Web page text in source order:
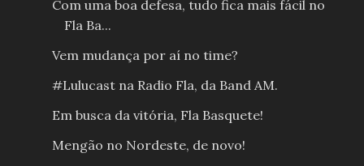
Com uma boa defesa, tudo fica mais fácil no
Fla Ba...
Vem mudança por aí no time?
#Lulucast na Radio Fla, da Band AM.
Em busca da vitória, Fla Basquete!
Mengão no Nordeste, de novo!